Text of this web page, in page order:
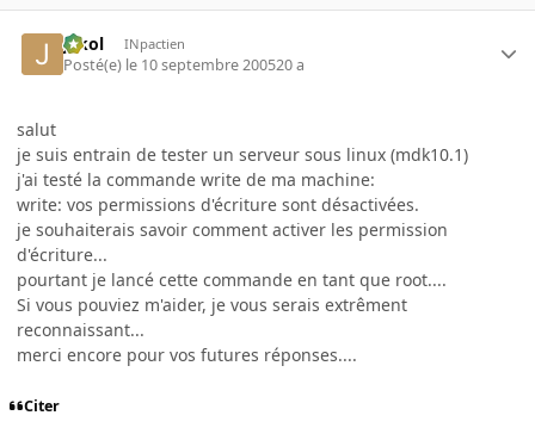
jakol INpactien
Posté(e) le 10 septembre 200520 a
salut
je suis entrain de tester un serveur sous linux (mdk10.1)
j'ai testé la commande write de ma machine:
write: vos permissions d'écriture sont désactivées.
je souhaiterais savoir comment activer les permission
d'écriture...
pourtant je lancé cette commande en tant que root....
Si vous pouviez m'aider, je vous serais extrêment
reconnaissant...
merci encore pour vos futures réponses....
Citer